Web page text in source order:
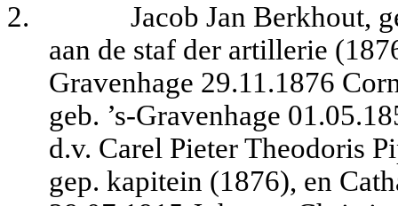
2.
Jacob Jan Berkhout,
aan de staf der artillerie
Gravenhage 29.11.1876
geb. ’s-Gravenhage
d.v. Carel Pieter Theodoris
gep. kapitein (1876), en